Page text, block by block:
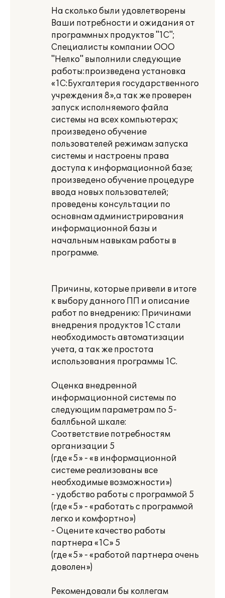
На сколько были удовлетворены
Ваши потребности и ожидания от
программных продуктов "1С";
Специалисты компании ООО
"Нелко" выполнили следующие
работы:произведена установка
«1С:Бухгалтерия государственного
учреждения 8»,а так же проверен
запуск исполняемого файла
системы на всех компьютерах;
произведено обучение
пользователей режимам запуска
системы и настроены права
доступа к информационной базе;
произведено обучение процедуре
ввода новых пользователей;
проведены консультации по
основнам администрирования
информационной базы и
начальным навыкам работы в
программе.
Причины, которые привели в итоге
к выбору данного ПП и описание
работ по внедрению: Причинами
внедрения продуктов 1С стали
необходимость автоматизации
учета, а так же простота
использования программы 1С.
Оценка внедренной
информационной системы по
следующим параметрам по 5-
баллбьной шкале:
Соответствие потребностям
организации 5
(где «5» - «в информационной
системе реализованы все
необходимые возможности»)
- удобство работы с программой 5
(где «5» - «работать с программой
легко и комфортно»)
- Оцените качество работы
партнера «1С» 5
(где «5» - «работой партнера очень
доволен»)
Рекомендовали бы коллегам